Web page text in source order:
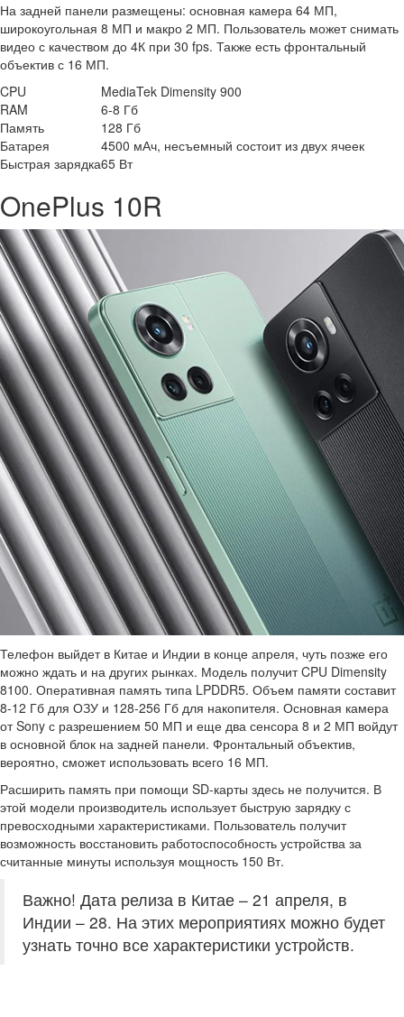
На задней панели размещены: основная камера 64 МП,
широкоугольная 8 МП и макро 2 МП. Пользователь может снимать
видео с качеством до 4К при 30 fps. Также есть фронтальный
объектив с 16 МП.
CPU
MediaTek Dimensity 900
RAM
6-8 Гб
Память
128 Гб
Батарея
4500 мАч, несъемный состоит из двух ячеек
Быстрая зарядка65 Вт
OnePlus 10R
Телефон выйдет в Китае и Индии в конце апреля, чуть позже его
можно ждать и на других рынках. Модель получит CPU Dimensity
8100. Оперативная память типа LPDDR5. Объем памяти составит
8-12 Гб для ОЗУ и 128-256 Гб для накопителя. Основная камера
от Sony с разрешением 50 МП и еще два сенсора 8 и 2 МП войдут
в основной блок на задней панели. Фронтальный объектив,
вероятно, сможет использовать всего 16 МП.
Расширить память при помощи SD-карты здесь не получится. В
этой модели производитель использует быструю зарядку с
превосходными характеристиками. Пользователь получит
возможность восстановить работоспособность устройства за
считанные минуты используя мощность 150 Вт.
Важно! Дата релиза в Китае – 21 апреля, в
Индии – 28. На этих мероприятиях можно будет
узнать точно все характеристики устройств.